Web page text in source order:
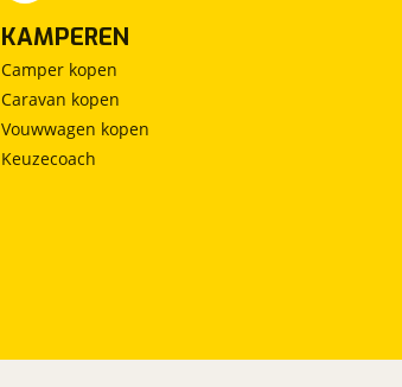
KAMPEREN
Camper kopen
Caravan kopen
Vouwwagen kopen
Keuzecoach